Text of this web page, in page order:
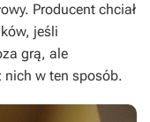
Producent chciał
jeśli
grą, ale
nich w ten sposób.